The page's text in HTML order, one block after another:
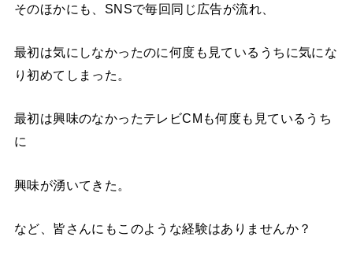
そのほかにも、SNSで毎回同じ広告が流れ、
最初は気にしなかったのに何度も見ているうちに気にな
り初めてしまった。
最初は興味のなかったテレビCMも何度も見ているうち
に
興味が湧いてきた。
など、皆さんにもこのような経験はありませんか？